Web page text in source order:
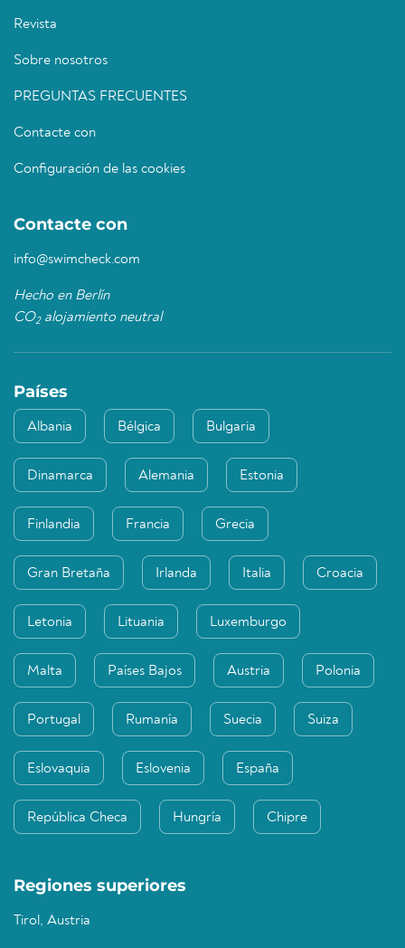
Revista
Sobre nosotros
PREGUNTAS FRECUENTES
Contacte con
Configuración de las cookies
Contacte con
info@swimcheck.com
Hecho en Berlín
CO2alojamiento neutral
Países
Albania Bélgica Bulgaria
Dinamarca Alemania Estonia
Finlandia Francia Grecia
Gran Bretaña Irlanda Italia Croacia
Letonia Lituania Luxemburgo
Malta Países Bajos Austria Polonia
Portugal Rumanía Suecia Suiza
Eslovaquia Eslovenia España
República Checa Hungría Chipre
Regiones superiores
Tirol, Austria